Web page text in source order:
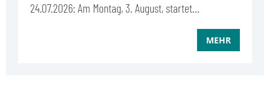
24.07.2026: Am Montag, 3. August, startet…
MEHR